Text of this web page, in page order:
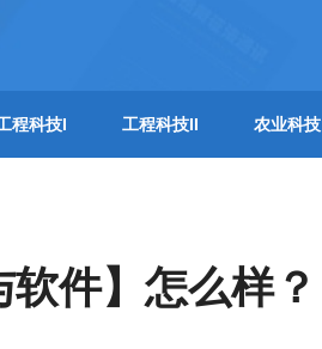
程科技I 工程科技II 农业科技
软件】怎么样？